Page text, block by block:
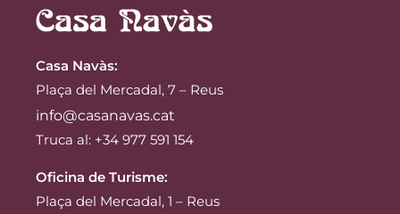
Casa Navàs:
Plaça del Mercadal, 7 – Reus
info@casanavas.cat
Truca al: +34 977 591 154
Oficina de Turisme:
Plaça del Mercadal, 1 – Reus